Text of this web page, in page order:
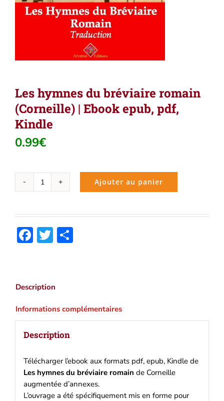
Les hymnes du bréviaire romain
(Corneille) | Ebook epub, pdf,
Kindle
0.99€
quantité
du
bréviaire
Ebook
pdf,
Ajouter au panier
Facebook
Twitter
Description
Informations complémentaires
Description
Télécharger l’ebook aux formats pdf, epub, Kindle de
Les hymnes du bréviaire romain de Corneille
augmentée d’annexes.
L’ouvrage a été spécifiquement mis en forme pour